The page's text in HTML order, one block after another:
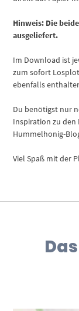
Hinweis: Die
ausgeliefert.
Im Download ist
zum sofort
ebenfalls
Du benötigst nur
Inspiration zu
Hummelhonig-
Viel Spaß mit der